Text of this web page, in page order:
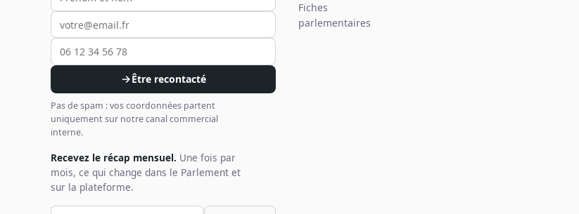
Être recontacté
Pas de spam : vos coordonnées partent
uniquement sur notre canal commercial
interne.
Recevez le récap mensuel. Une fois par
mois, ce qui change dans le Parlement et
sur la plateforme.
Fiches
parlementaires